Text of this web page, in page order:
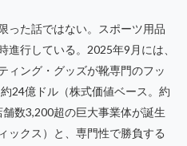
った話ではない。スポーツ用品
進行している。2025年9月には、
ィング・グッズが靴専門のフッ
24億ドル（株式価値ベース。約
数3,200超の巨大事業体が誕生
ックス）と、専門性で勝負する